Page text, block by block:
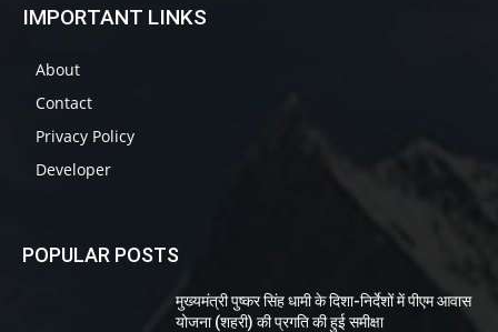
IMPORTANT LINKS
About
Contact
Privacy Policy
Developer
POPULAR POSTS
मुख्यमंत्री पुष्कर सिंह धामी के दिशा-निर्देशों में पीएम आवास
योजना (शहरी) की प्रगति की हुई समीक्षा